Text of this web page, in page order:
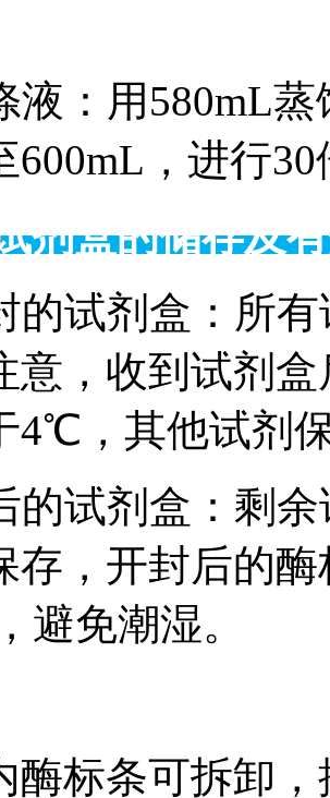
液：用580mL
600mL，进行
剂盒的储存
的试剂盒：所
意，收到试剂
4℃，其他试剂
的试剂盒：剩
存，开封后的
避免潮湿。
酶标条可拆卸